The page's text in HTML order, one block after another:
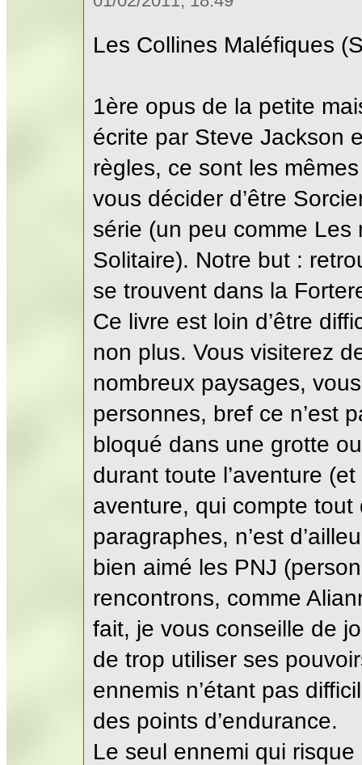
Les Collines Maléfiques
1ère opus de la petite
écrite par Steve Jackson
règles, ce sont les
vous décider d’être
série (un peu comme
Solitaire). Notre but :
se trouvent dans la
Ce livre est loin d’être
non plus. Vous visiterez
nombreux paysages,
personnes, bref ce n’est
bloqué dans une grotte
durant toute l’aventure
aventure, qui compte
paragraphes, n’est
bien aimé les PNJ
rencontrons, comme
fait, je vous conseille de
de trop utiliser ses
ennemis n’étant pas
des points d’endurance.
Le seul ennemi qui